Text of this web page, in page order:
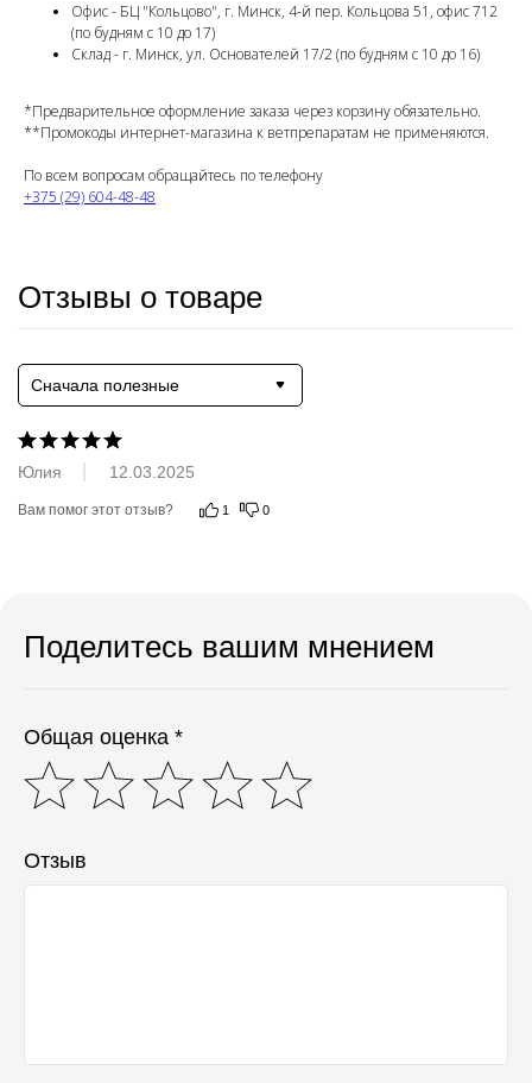
Офис - БЦ "Кольцово", г. Минск, 4-й пер. Кольцова 51, офис 712
(по будням с 10 до 17)
Склад - г. Минск, ул. Основателей 17/2 (по будням с 10 до 16)
*Предварительное оформление заказа через корзину обязательно.
**Промокоды интернет-магазина к ветпрепаратам не применяются.
По всем вопросам обращайтесь по телефону
+375 (29) 604-48-48
Отзывы о товаре
Сначала полезные
Юлия 12.03.2025
Вам помог этот отзыв? 1 0
Поделитесь вашим мнением
Общая оценка *
Отзыв